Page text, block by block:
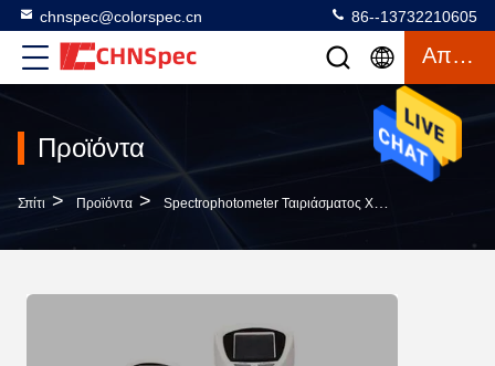
chnspec@colorspec.cn 86--13732210605
Απόσπασμα
Προϊόντα
Σπίτι > Προϊόντα > Spectrophotometer Ταιριάσματος Χρωμάτων